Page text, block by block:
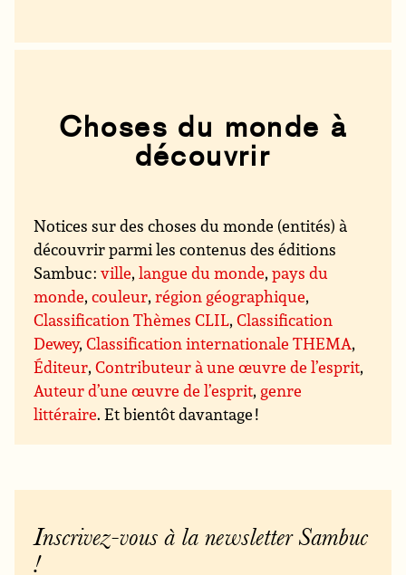
Choses du monde à
découvrir
Notices sur des choses du monde (entités) à
découvrir parmi les contenus des éditions
Sambuc :ville,langue du monde,pays du
monde,couleur,région géographique,
Classification Thèmes CLIL,Classification
Dewey,Classification internationale THEMA,
Éditeur,Contributeur à une œuvre de l’esprit,
Auteur d’une œuvre de l’esprit, genre
littéraire. Et bientôt davantage !
Inscrivez-vous à la newsletter Sambuc
!